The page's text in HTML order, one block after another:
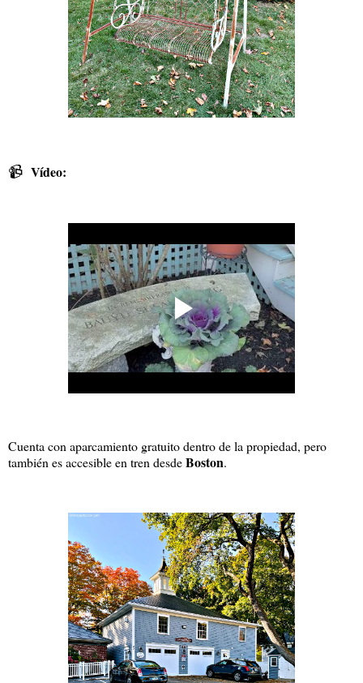
📹 Vídeo:
Cuenta con aparcamiento gratuito dentro de la propiedad, pero
también es accesible en tren desdeBoston.